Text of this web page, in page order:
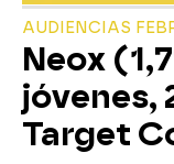
AUDIENCIAS
Neox
jóvenes,
Target